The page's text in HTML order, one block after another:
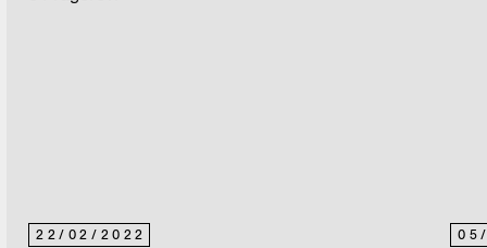
22/ 02/ 2022 05